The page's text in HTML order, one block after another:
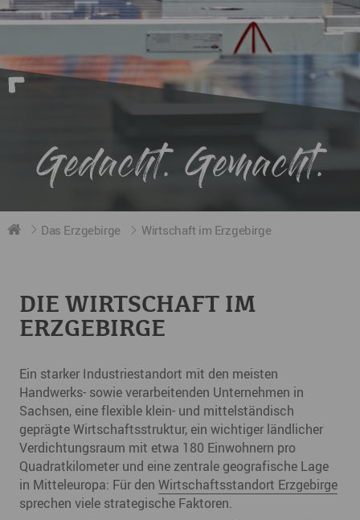
Gedacht. Gemacht.
Das Erzgebirge Wirtschaft im Erzgebirge
DIE WIRTSCHAFT IM
ERZGEBIRGE
Ein starker Industriestandort mit den meisten
Handwerks- sowie verarbeitenden Unternehmen in
Sachsen, eine flexible klein- und mittelständisch
geprägte Wirtschaftsstruktur, ein wichtiger ländlicher
Verdichtungsraum mit etwa 180 Einwohnern pro
Quadratkilometer und eine zentrale geografische Lage
in Mitteleuropa: Für den Wirtschaftsstandort Erzgebirge
sprechen viele strategische Faktoren.